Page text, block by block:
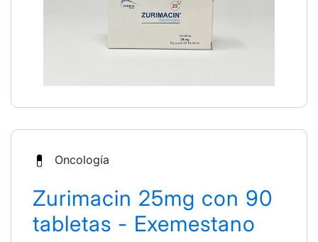
Oncología
Zurimacin 25mg con 90
tabletas - Exemestano